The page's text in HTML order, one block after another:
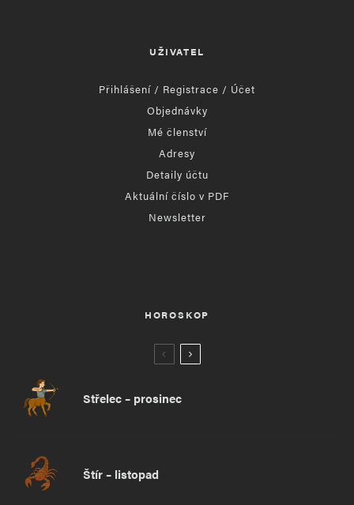
UŽIVATEL
Přihlášení / Registrace / Účet
Objednávky
Mé členství
Adresy
Detaily účtu
Aktuální číslo v PDF
Newsletter
HOROSKOP
Střelec – prosinec
Štír – listopad